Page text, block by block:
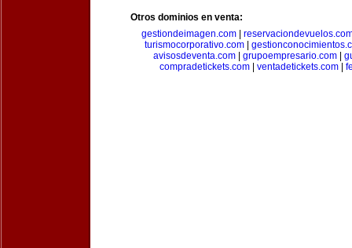
Otros dominios en venta:
gestiondeimagen.com
turismocorporativo.com
avisosdeventa.com| grupoempresario.com|
compradetickets.com| ventadetickets.com|